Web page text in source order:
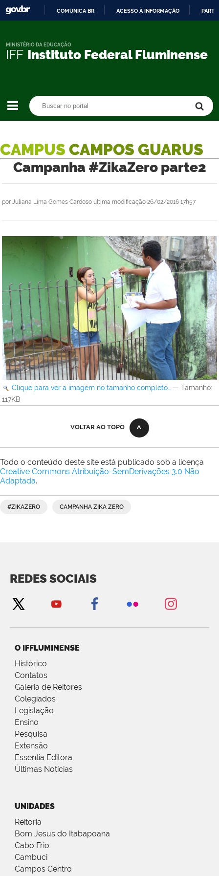
CONTEÚDO
COMUNICA BR ACESSO À INFORMAÇÃO
IFF Instituto Federal Fluminense
MINISTÉRIO DA EDUCAÇÃO
CAMPUS CAMPOS GUARUS
Campanha #ZikaZero parte2
por Juliana Lima Gomes Cardoso última modificação 26/02/2016 17h57
Clique para ver a imagem no tamanho completo… — Tamanho:
117KB
VOLTAR AO TOPO
Todo o conteúdo deste site está publicado sob a licença
Creative Commons Atribuição-SemDerivações 3.0 Não
Adaptada.
#ZIKAZERO CAMPANHA ZIKA ZERO
REDES SOCIAIS
O IFFLUMINENSE
Histórico
Contatos
Galeria de Reitores
Colegiados
Legislação
Ensino
Pesquisa
Extensão
Essentia Editora
Últimas Notícias
UNIDADES
Reitoria
Bom Jesus do Itabapoana
Cabo Frio
Cambuci
Campos Centro